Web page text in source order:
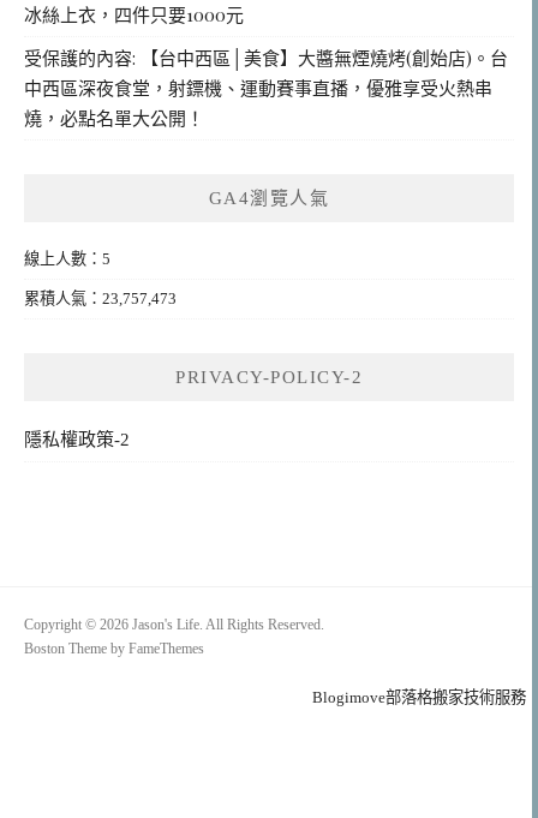
冰絲上衣，四件只要1000元
受保護的內容: 【台中西區│美食】大醬無煙燒烤(創始店)。台
中西區深夜食堂，射鏢機、運動賽事直播，優雅享受火熱串
燒，必點名單大公開！
GA4瀏覽人氣
線上人數：5
累積人氣：23,757,473
PRIVACY-POLICY-2
隱私權政策-2
Copyright © 2026 Jason's Life. All Rights Reserved.
Boston Theme by FameThemes
Blogimove部落格搬家技術服務